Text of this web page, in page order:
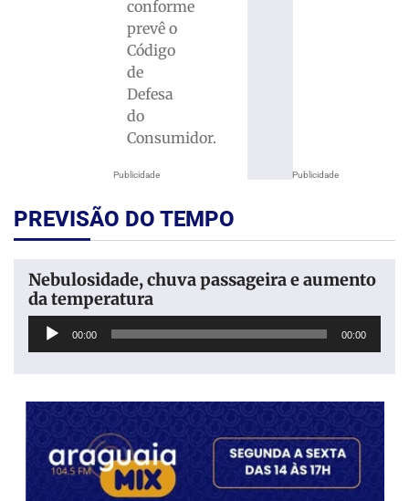
Publicidade
conforme
prevê o
Código
de
Defesa
do
Consumidor.
Publicidade
PREVISÃO DO TEMPO
Nebulosidade, chuva passageira e aumento
da temperatura
Tocador
00:00 00:00